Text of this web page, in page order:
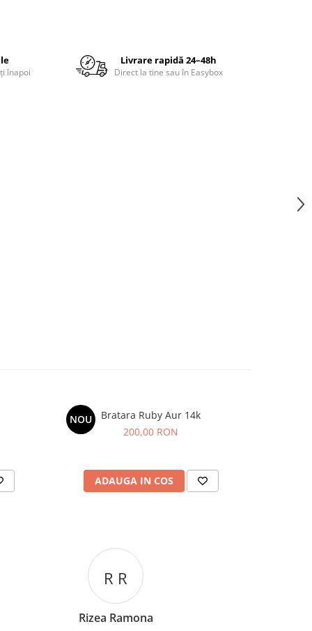
înapoi
Livrare rapidă 24–48h
Direct la tine sau în Easybox
NOU
Bratara Ruby Aur 14k
200,00 RON
ADAUGA IN COS
C C
Corina Cori